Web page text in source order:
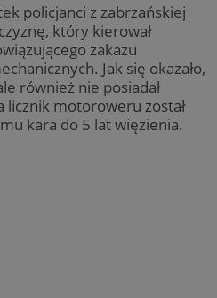
policjanci z zabrzańskiej
który kierował
zakazu
Jak się okazało,
również nie posiadał
licznik motoroweru został
kara do 5 lat więzienia.